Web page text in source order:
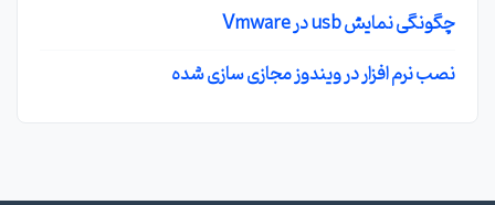
چگونگی نمایش usb در Vmware
نصب نرم افزار در ویندوز مجازی سازی شده